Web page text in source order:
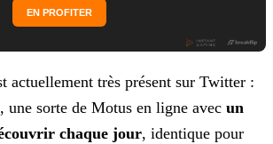
EN PROFITER
actuellement très présent sur Twitter :
, une sorte de Motus en ligne avec un
chaque jour, identique pour